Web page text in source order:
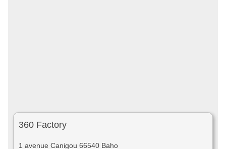
360 Factory
1 avenue Canigou 66540 Baho